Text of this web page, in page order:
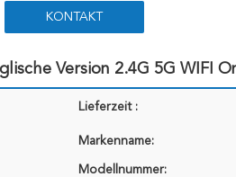
KONTAKT
Version 2.4G 5G WIFI
Lieferzeit :
Markenname:
Modellnummer: